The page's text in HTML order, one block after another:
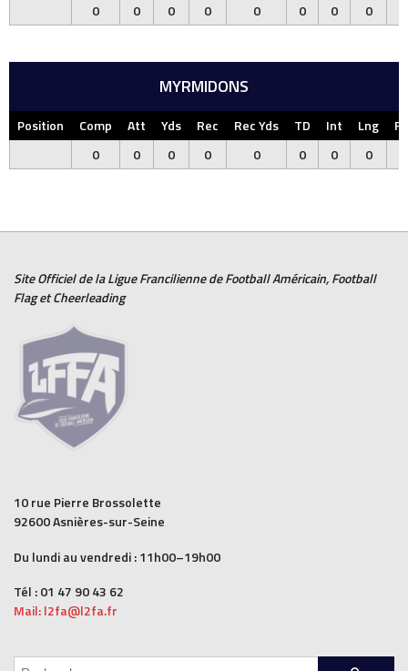
0
0 0 0 0 0 0 0
MYRMIDONS
Position Comp Att Yds Rec Rec Yds TD Int Lng
0
0 0 0 0 0 0 0
Site Officiel de la Ligue Francilienne deFootball Américain,Football
FlagetCheerleading
10 rue Pierre Brossolette
92600 Asnières-sur-Seine
Du lundi au vendredi : 11h00–19h00
Tél : 01 47 90 43 62
Mail: l2fa@l2fa.fr
Rechercher :